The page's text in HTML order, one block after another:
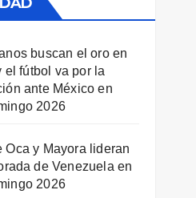
buscan el oro en
el fútbol va por la
ante México en
2026
Oca y Mayora lideran
de Venezuela en
2026